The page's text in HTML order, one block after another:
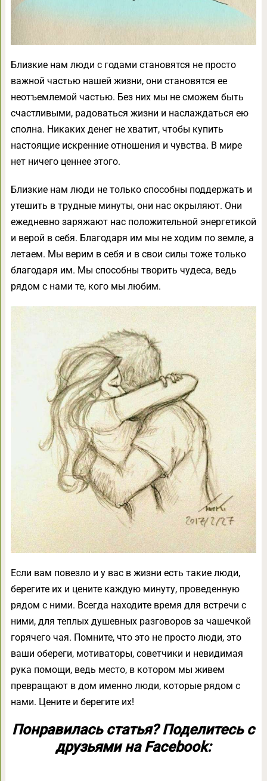
Близкие нам люди с годами становятся не просто
важной частью нашей жизни, они становятся ее
неотъемлемой частью. Без них мы не сможем быть
счастливыми, радоваться жизни и наслаждаться ею
сполна. Никаких денег не хватит, чтобы купить
настоящие искренние отношения и чувства. В мире
нет ничего ценнее этого.
Близкие нам люди не только способны поддержать и
утешить в трудные минуты, они нас окрыляют. Они
ежедневно заряжают нас положительной энергетикой
и верой в себя. Благодаря им мы не ходим по земле, а
летаем. Мы верим в себя и в свои силы тоже только
благодаря им. Мы способны творить чудеса, ведь
рядом с нами те, кого мы любим.
Если вам повезло и у вас в жизни есть такие люди,
берегите их и цените каждую минуту, проведенную
рядом с ними. Всегда находите время для встречи с
ними, для теплых душевных разговоров за чашечкой
горячего чая. Помните, что это не просто люди, это
ваши обереги, мотиваторы, советчики и невидимая
рука помощи, ведь место, в котором мы живем
превращают в дом именно люди, которые рядом с
нами. Цените и берегите их!
Понравилась статья? Поделитесь с
друзьями на Facebook: